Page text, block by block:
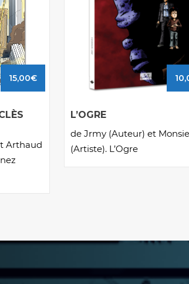
15,00€
Arthaud
L’OGRE
de Jrmy (Auteur) et
(Artiste). L’Ogre